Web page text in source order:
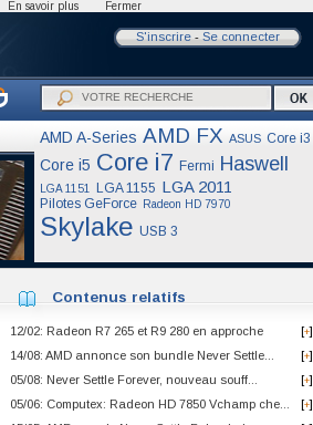
S'inscrire- Se connecter
AMD A-Series AMD FX ASUS Core i3
Core i5 Core i7 Fermi Haswell
LGA 1151 LGA 1155 LGA 2011
Pilotes GeForce Radeon HD 7970
Skylake USB 3
Contenus relatifs
[+]
12/02: Radeon R7 265 et R9 280 en approche
[+]
14/08: AMD annonce son bundle Never Settle...
[+]
05/08: Never Settle Forever, nouveau souff...
[+]
05/06: Computex: Radeon HD 7850 Vchamp che...
En savoir plus Fermer